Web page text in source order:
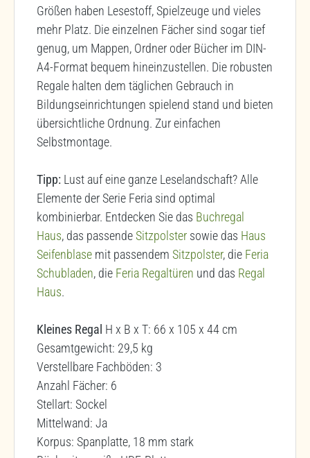
Größen haben Lesestoff, Spielzeuge und vieles
mehr Platz. Die einzelnen Fächer sind sogar tief
genug, um Mappen, Ordner oder Bücher im DIN-
A4-Format bequem hineinzustellen. Die robusten
Regale halten dem täglichen Gebrauch in
Bildungseinrichtungen spielend stand und bieten
übersichtliche Ordnung. Zur einfachen
Selbstmontage.
Tipp: Lust auf eine ganze Leselandschaft? Alle
Elemente der Serie Feria sind optimal
kombinierbar. Entdecken Sie das Buchregal
Haus, das passendeSitzpolster sowie das Haus
Seifenblase mit passendem Sitzpolster, die Feria
Schubladen, die Feria Regaltüren und das Regal
Haus.
Kleines Regal H x B x T: 66 x 105 x 44 cm
Gesamtgewicht: 29,5 kg
Verstellbare Fachböden: 3
Anzahl Fächer: 6
Stellart: Sockel
Mittelwand: Ja
Korpus: Spanplatte, 18 mm stark